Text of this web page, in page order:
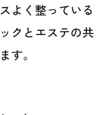
よく整っている
クとエステの共
す。